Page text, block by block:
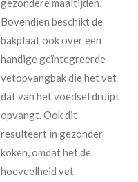
gezondere maaltijden.
Bovendien beschikt de
bakplaat ook over een
handige geïntegreerde
vetopvangbak die het vet
dat van het voedsel druipt
opvangt. Ook dit
resulteert in gezonder
koken, omdat het de
hoeveelheid vet